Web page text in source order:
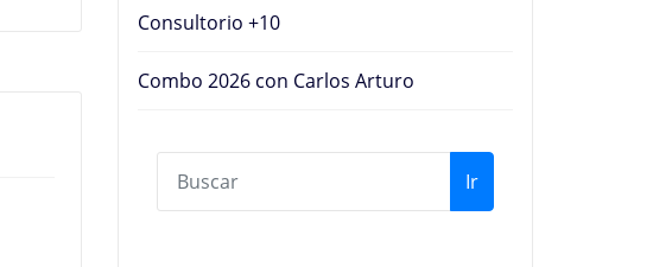
Consultorio +10
Combo 2026 con Carlos Arturo
Ir